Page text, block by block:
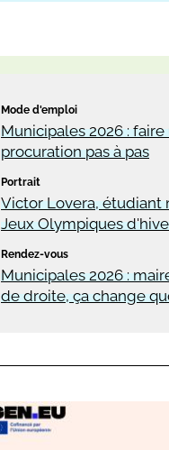
Mode d'emploi
Municipales 2026 : faire
procuration pas à pas
Portrait
Victor Lovera, étudiant
Jeux Olympiques
Rendez-vous
Municipales 2026 :
de droite, ça change